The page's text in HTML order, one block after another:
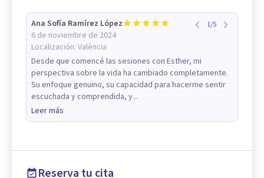
Ana Sofía Ramírez López
6 de noviembre de 2024
Localización: València
1/5
Desde que comencé las sesiones con Esther, mi
perspectiva sobre la vida ha cambiado completamente.
Su enfoque genuino, su capacidad para hacerme sentir
escuchada y comprendida, y...
Leer más
Reserva tu cita